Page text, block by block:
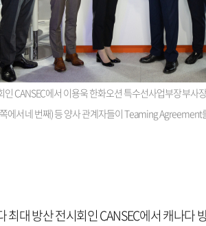
인 CANSEC에서 이용욱 한화오션 특수선사업부장 부사
에서 네 번째) 등 양사 관계자들이 Teaming
최대 방산 전시회인 CANSEC에서 캐나다